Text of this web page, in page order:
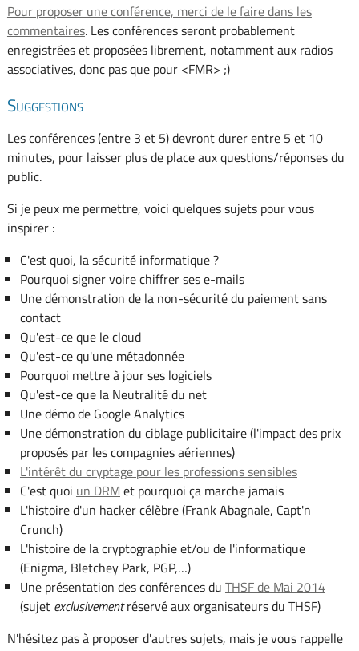
Pour proposer une conférence, merci de le faire dans les
commentaires. Les conférences seront probablement
enregistrées et proposées librement, notamment aux radios
associatives, donc pas que pour <FMR> ;)
Suggestions
Les conférences (entre 3 et 5) devront durer entre 5 et 10
minutes, pour laisser plus de place aux questions/réponses du
public.
Si je peux me permettre, voici quelques sujets pour vous
inspirer :
C'est quoi, la sécurité informatique ?
Pourquoi signer voire chiffrer ses e-mails
Une démonstration de la non-sécurité du paiement sans
contact
Qu'est-ce que le cloud
Qu'est-ce qu'une métadonnée
Pourquoi mettre à jour ses logiciels
Qu'est-ce que la Neutralité du net
Une démo de Google Analytics
Une démonstration du ciblage publicitaire (l'impact des prix
proposés par les compagnies aériennes)
L'intérêt du cryptage pour les professions sensibles
C'est quoi un DRM et pourquoi ça marche jamais
L'histoire d'un hacker célèbre (Frank Abagnale, Capt'n
Crunch)
L'histoire de la cryptographie et/ou de l'informatique
(Enigma, Bletchey Park, PGP,…)
Une présentation des conférences du THSF de Mai 2014
(sujet exclusivementréservé aux organisateurs du THSF)
N'hésitez pas à proposer d'autres sujets, mais je vous rappelle